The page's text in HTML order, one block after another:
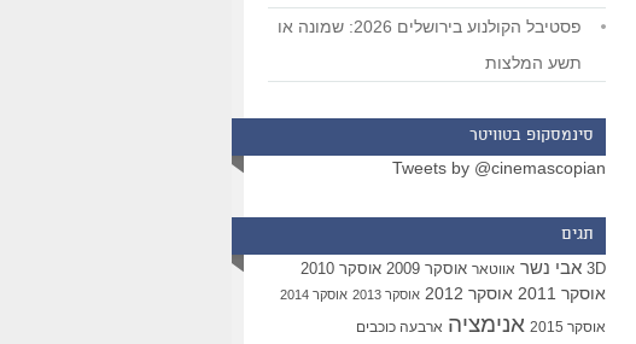
פסטיבל הקולנוע בירושלים 2026: שמונה או
תשע המלצות
סינמסקופ בטוויטר
Tweets by @cinemascopian
תגים
3D אבי נשר אווטאר אוסקר 2009 אוסקר 2010
אוסקר 2011 אוסקר 2012 אוסקר 2013 אוסקר 2014
אוסקר 2015 אנימציה ארבעה כוכבים